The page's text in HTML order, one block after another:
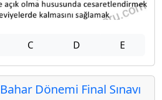
C D E
Dönemi Final Sınavı